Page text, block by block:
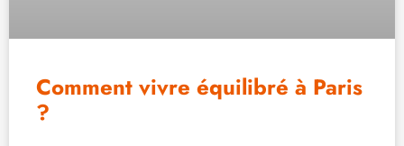
Comment vivre équilibré à Paris
?